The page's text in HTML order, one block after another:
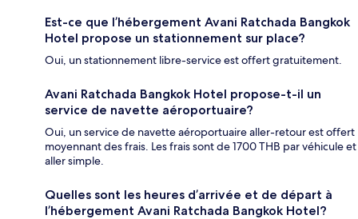
Est-ce que l’hébergement Avani Ratchada Bangkok
Hotel propose un stationnement sur place?
Oui, un stationnement libre-service est offert gratuitement.
Avani Ratchada Bangkok Hotel propose-t-il un
service de navette aéroportuaire?
Oui, un service de navette aéroportuaire aller-retour est offert
moyennant des frais. Les frais sont de 1700 THB par véhicule et
aller simple.
Quelles sont les heures d’arrivée et de départ à
l’hébergement Avani Ratchada Bangkok Hotel?